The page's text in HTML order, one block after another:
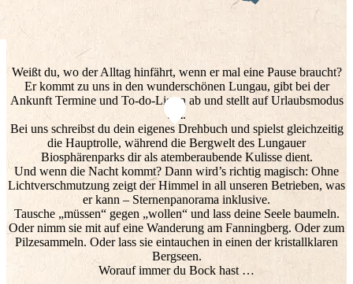
BOCK AUF BERG? BOCK AM BERG!
Weißt du, wo der Alltag hinfährt, wenn er mal eine Pause braucht?
Er kommt zu uns in den wunderschönen Lungau, gibt bei der
Ankunft Termine und To-do-Listen ab und stellt auf Urlaubsmodus
um.
Bei uns schreibst du dein eigenes Drehbuch und spielst gleichzeitig
die Hauptrolle, während die Bergwelt des Lungauer
Biosphärenparks dir als atemberaubende Kulisse dient.
Und wenn die Nacht kommt? Dann wird’s richtig magisch: Ohne
Lichtverschmutzung zeigt der Himmel in all unseren Betrieben, was
er kann – Sternenpanorama inklusive.
Tausche „müssen“ gegen „wollen“ und lass deine Seele baumeln.
Oder nimm sie mit auf eine Wanderung am Fanningberg. Oder zum
Pilzesammeln. Oder lass sie eintauchen in einen der kristallklaren
Bergseen.
Worauf immer du Bock hast …